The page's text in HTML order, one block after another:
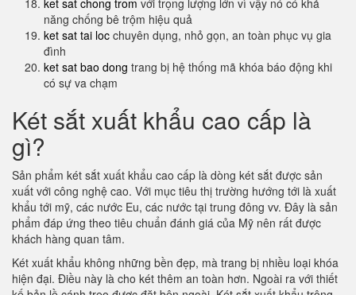
ket sat chong trom với trọng lượng lớn vì vậy nó có khả
năng chống bê trộm hiệu quả
ket sat tai loc chuyên dụng, nhỏ gọn, an toàn phục vụ gia
đình
ket sat bao dong trang bị hệ thống mã khóa báo động khi
có sự va chạm
Két sắt xuất khẩu cao cấp là
gì?
Sản phẩm két sắt xuất khẩu cao cấp là dòng két sắt được sản
xuất với công nghệ cao. Với mục tiêu thị trường hướng tới là xuất
khẩu tới mỹ, các nước Eu, các nước tại trung đông vv. Đây là sản
phẩm đáp ứng theo tiêu chuẩn đánh giá của Mỹ nên rất được
khách hàng quan tâm.
Két xuất khẩu không những bền đẹp, mà trang bị nhiều loại khóa
hiện đại. Điều này là cho két thêm an toàn hơn. Ngoài ra với thiết